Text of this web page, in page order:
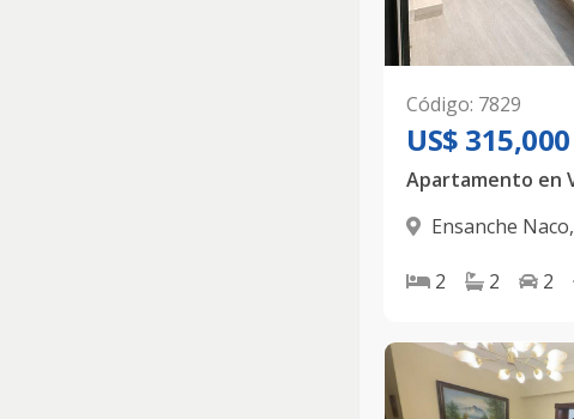
Código: 7829
US$ 315,000
Ensanche Naco,
2
2 2